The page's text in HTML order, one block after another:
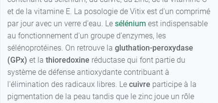
et de la vitamine E. La posologie de Vitix est d'un comprimé
par jour avec un verre d'eau. Le sélénium est indispensable
au fonctionnement d'un groupe d'enzymes, les
sélénoprotéines. On retrouve la gluthation-peroxydase
(GPx) et la thioredoxine réductase qui font partie du
système de défense antioxydante contribuant à
l'élimination des radicaux libres. Le cuivre participe à la
pigmentation de la peau tandis que le zinc joue un rôle